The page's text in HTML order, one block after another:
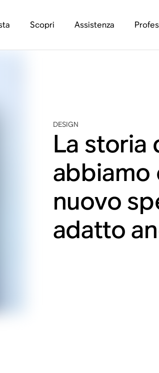
Scopri Assistenza
DESIGN
La storia
abbiamo
nuovo
adatto